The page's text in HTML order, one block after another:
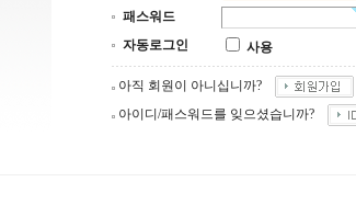
패스워드
자동로그인
사용
아직 회원이 아니십니까?
아이디/패스워드를 잊으셨습니까?